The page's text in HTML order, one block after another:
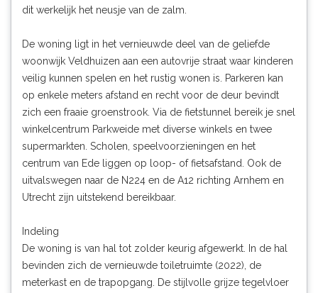
dit werkelijk het neusje van de zalm.
De woning ligt in het vernieuwde deel van de geliefde
woonwijk Veldhuizen aan een autovrije straat waar kinderen
veilig kunnen spelen en het rustig wonen is. Parkeren kan
op enkele meters afstand en recht voor de deur bevindt
zich een fraaie groenstrook. Via de fietstunnel bereik je snel
winkelcentrum Parkweide met diverse winkels en twee
supermarkten. Scholen, speelvoorzieningen en het
centrum van Ede liggen op loop- of fietsafstand. Ook de
uitvalswegen naar de N224 en de A12 richting Arnhem en
Utrecht zijn uitstekend bereikbaar.
Indeling
De woning is van hal tot zolder keurig afgewerkt. In de hal
bevinden zich de vernieuwde toiletruimte (2022), de
meterkast en de trapopgang. De stijlvolle grijze tegelvloer